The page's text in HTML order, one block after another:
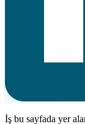
İş bu sayfada yer